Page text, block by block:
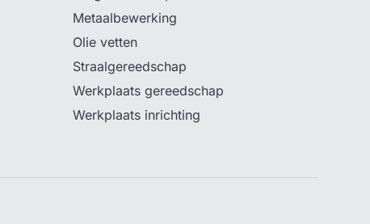
Metaalbewerking
Olie vetten
Straalgereedschap
Werkplaats gereedschap
Werkplaats inrichting